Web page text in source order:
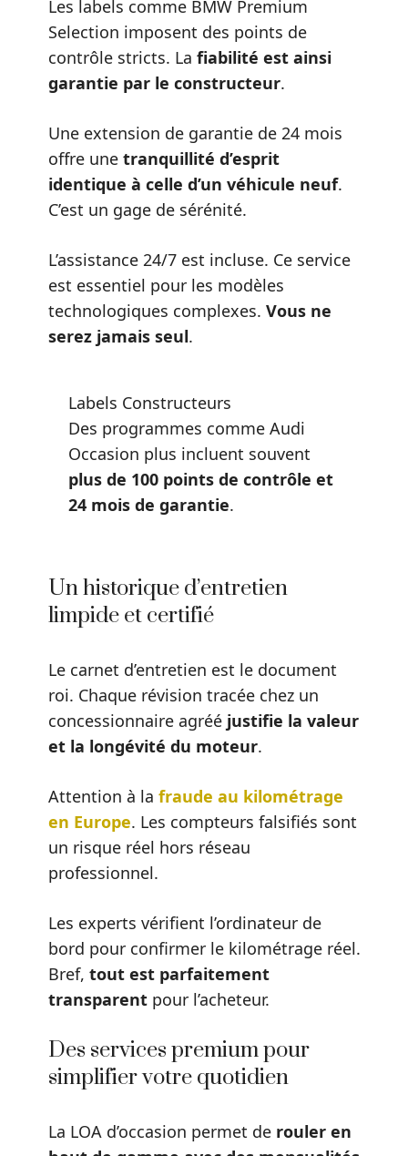
Les labels comme BMW Premium
Selection imposent des points de
contrôle stricts. La fiabilité est ainsi
garantie par le constructeur.
Une extension de garantie de 24 mois
offre une tranquillité d’esprit
identique à celle d’un véhicule neuf.
C’est un gage de sérénité.
L’assistance 24/7 est incluse. Ce service
est essentiel pour les modèles
technologiques complexes. Vous ne
serez jamais seul.
Labels Constructeurs
Des programmes comme Audi
Occasion plus incluent souvent
plus de 100 points de contrôle et
24 mois de garantie.
Un historique d’entretien
limpide et certifié
Le carnet d’entretien est le document
roi. Chaque révision tracée chez un
concessionnaire agréé justifie la valeur
et la longévité du moteur.
Attention à la fraude au kilométrage
en Europe. Les compteurs falsifiés sont
un risque réel hors réseau
professionnel.
Les experts vérifient l’ordinateur de
bord pour confirmer le kilométrage réel.
Bref, tout est parfaitement
transparentpour l’acheteur.
Des services premium pour
simplifier votre quotidien
La LOA d’occasion permet de rouler en